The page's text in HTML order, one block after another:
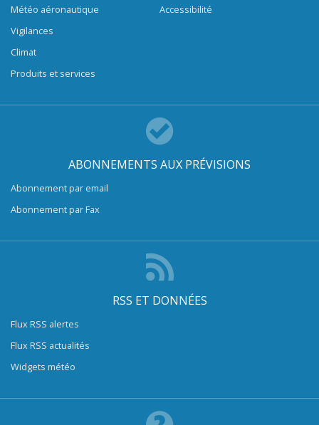
Météo aéronautique
Vigilances
Climat
Produits et services
Accessibilité
ABONNEMENTS AUX PRÉVISIONS
Abonnement par email
Abonnement par Fax
RSS ET DONNÉES
Flux RSS alertes
Flux RSS actualités
Widgets météo